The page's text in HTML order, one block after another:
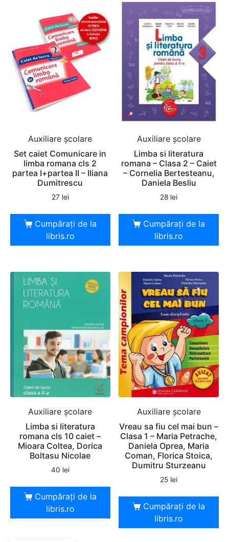
Auxiliare şcolare
Set caiet Comunicare in
limba romana cls 2
partea I+partea II – Iliana
Dumitrescu
27 lei
Cumpărați de la
libris.ro
Auxiliare şcolare
Limba si literatura
romana – Clasa 2 – Caiet
– Cornelia Bertesteanu,
Daniela Besliu
28 lei
Cumpărați de la
libris.ro
Auxiliare şcolare
Limba si literatura
romana cls 10 caiet –
Mioara Coltea, Dorica
Boltasu Nicolae
40 lei
Cumpărați de la
libris.ro
Auxiliare şcolare
Vreau sa fiu cel mai bun –
Clasa 1 – Maria Petrache,
Daniela Oprea, Maria
Coman, Florica Stoica,
Dumitru Sturzeanu
25 lei
Cumpărați de la
libris.ro